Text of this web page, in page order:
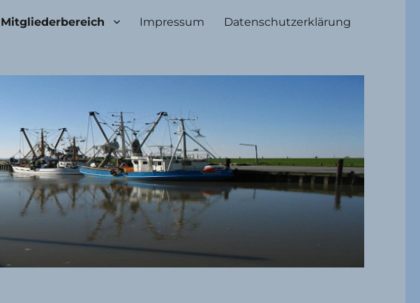
Mitgliederbereich Impressum Datenschutzerklärung